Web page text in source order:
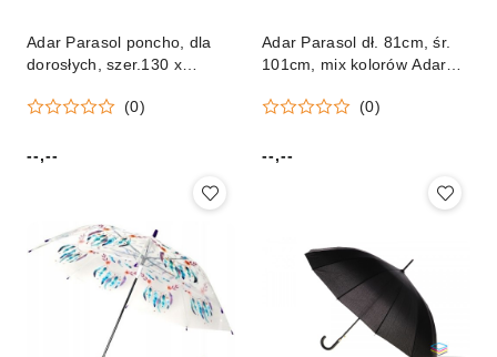
Adar Parasol poncho, dla
dorosłych, szer.130 x
(0)
Cena:
--,--
Adar Parasol dł. 81cm, śr.
101cm, mix kolorów Adar
(0)
Cena:
--,--